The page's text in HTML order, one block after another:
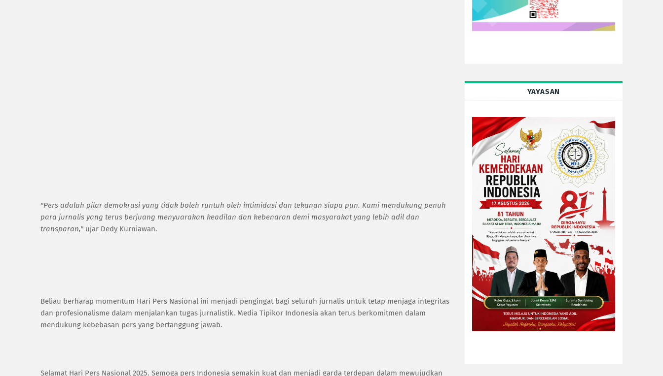
"Pers adalah pilar demokrasi yang tidak boleh runtuh oleh intimidasi dan tekanan siapa pun. Kami mendukung penuh
para jurnalis yang terus berjuang menyuarakan keadilan dan kebenaran demi masyarakat yang lebih adil dan
transparan," ujar Dedy Kurniawan.
Beliau berharap momentum Hari Pers Nasional ini menjadi pengingat bagi seluruh jurnalis untuk tetap menjaga integritas
dan profesionalisme dalam menjalankan tugas jurnalistik. Media Tipikor Indonesia akan terus berkomitmen dalam
mendukung kebebasan pers yang bertanggung jawab.
Selamat Hari Pers Nasional 2025. Semoga pers Indonesia semakin kuat dan menjadi garda terdepan dalam mewujudkan
YAYASAN